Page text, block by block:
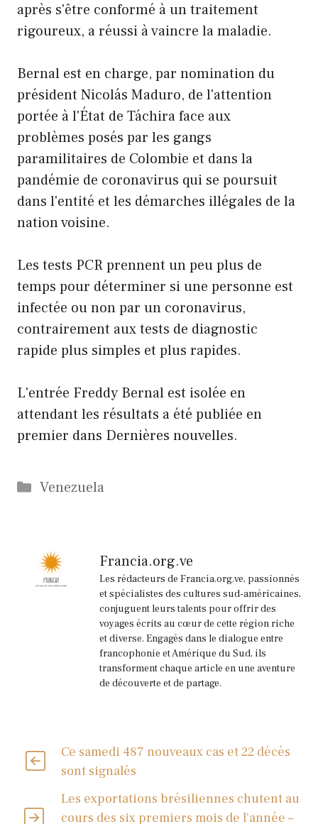
après s'être conformé à un traitement
rigoureux, a réussi à vaincre la maladie.
Bernal est en charge, par nomination du
président Nicolás Maduro, de l'attention
portée à l'État de Táchira face aux
problèmes posés par les gangs
paramilitaires de Colombie et dans la
pandémie de coronavirus qui se poursuit
dans l'entité et les démarches illégales de la
nation voisine.
Les tests PCR prennent un peu plus de
temps pour déterminer si une personne est
infectée ou non par un coronavirus,
contrairement aux tests de diagnostic
rapide plus simples et plus rapides.
L'entrée Freddy Bernal est isolée en
attendant les résultats a été publiée en
premier dans Dernières nouvelles.
Catégories
Venezuela
Francia.org.ve
Les rédacteurs de Francia.org.ve, passionnés
et spécialistes des cultures sud-américaines,
conjuguent leurs talents pour offrir des
voyages écrits au cœur de cette région riche
et diverse. Engagés dans le dialogue entre
francophonie et Amérique du Sud, ils
transforment chaque article en une aventure
de découverte et de partage.
Ce samedi 487 nouveaux cas et 22 décès
sont signalés
Les exportations brésiliennes chutent au
cours des six premiers mois de l'année –